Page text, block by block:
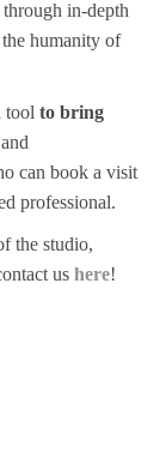
in-depth
humanity of
tool to bring
can book a visit
professional.
the studio,
us here!